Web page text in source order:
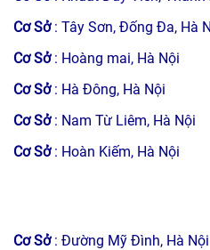
Cơ Sở : Tây Sơn, Đống Đa, Hà
Cơ Sở: Hoàng mai, Hà Nội
Cơ Sở : Hà Đông, Hà Nội
Cơ Sở : Nam Từ Liêm, Hà Nội
Cơ Sở : Hoàn Kiếm, Hà Nội
Cơ Sở : Đường Mỹ Đình, Hà Nội